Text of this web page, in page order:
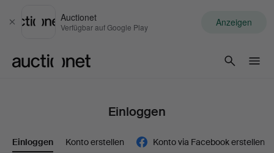
Schließen
Auctionet
Verfügbar auf Google Play Anzeigen
Einloggen
Einloggen Konto erstellen Konto via Facebook erstellen